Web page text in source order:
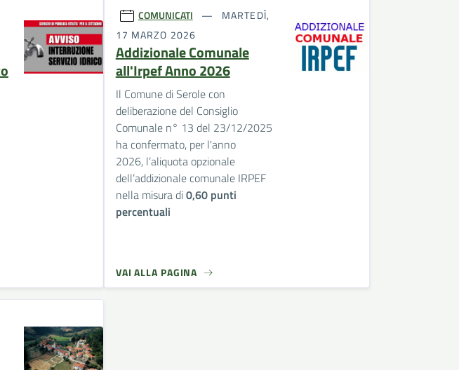
COMUNICATI
MARTEDÌ,
17 MARZO 2026
Addizionale Comunale
all'Irpef Anno 2026
Il Comune di Serole con
deliberazione del Consiglio
Comunale n° 13 del 23/12/2025
ha confermato, per l'anno
2026, l’aliquota opzionale
dell’addizionale comunale IRPEF
nella misura di0,60 punti
percentuali
VAI ALLA PAGINA